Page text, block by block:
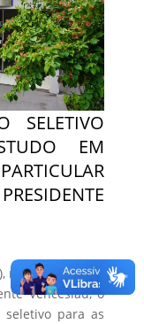
SELETIVO
EM
no Diário Oficial
Venceslau, o
para as